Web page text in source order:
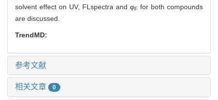
solvent effect on UV, FLspectra and φF for both compounds
are discussed.
TrendMD:
参考文献
相关文章 0